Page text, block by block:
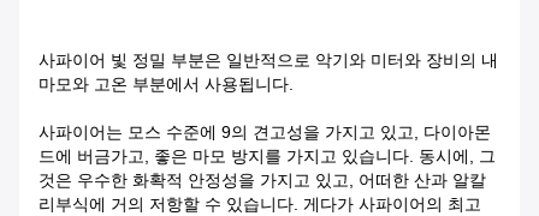
사파이어 빛 정밀 부분은 일반적으로 악기와 미터와 장비의 내
마모와 고온 부분에서 사용됩니다.
사파이어는 모스 수준에 9의 견고성을 가지고 있고, 다이아몬
드에 버금가고, 좋은 마모 방지를 가지고 있습니다. 동시에, 그
것은 우수한 화확적 안정성을 가지고 있고, 어떠한 산과 알칼
리부식에 거의 저항할 수 있습니다. 게다가 사파이어의 최고